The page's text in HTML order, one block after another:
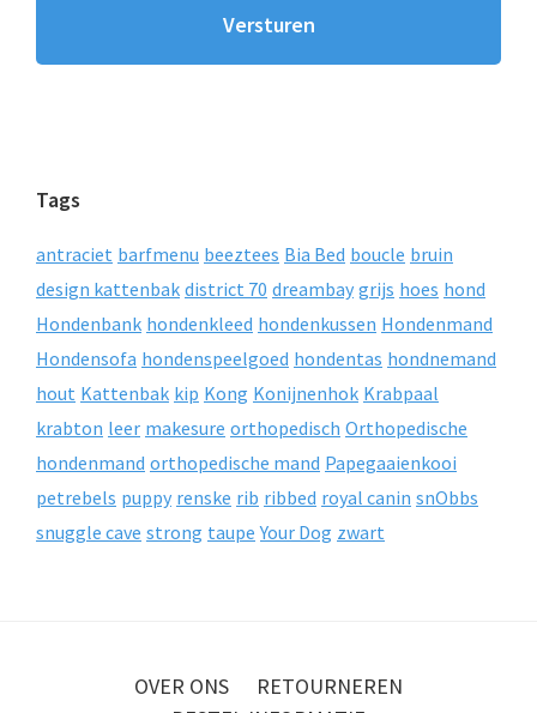
Tags
antraciet barfmenu beeztees Bia Bed boucle bruin
design kattenbak district 70 dreambay grijs hoes hond
Hondenbank hondenkleed hondenkussen Hondenmand
Hondensofa hondenspeelgoed hondentas hondnemand
hout Kattenbak kip Kong Konijnenhok Krabpaal
krabton leer makesure orthopedisch Orthopedische
hondenmand orthopedische mand Papegaaienkooi
petrebels puppy renske rib ribbed royal canin snObbs
snuggle cave strong taupe Your Dog zwart
OVER ONS
RETOURNEREN